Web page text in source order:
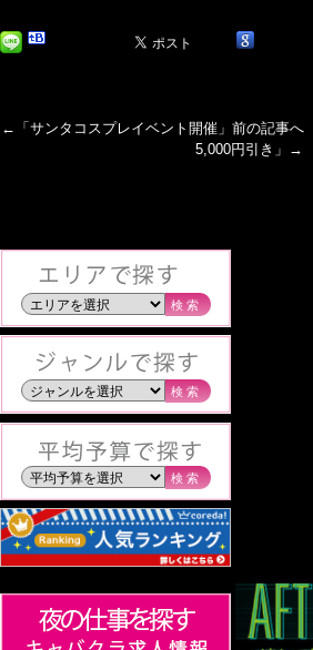
←「 サンタコスプレイベント開催 」前の記事
5,000円引き 」→
検索
検索
検索